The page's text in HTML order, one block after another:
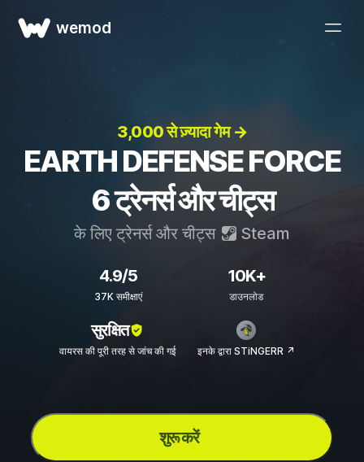
wemod
3,000 से ज़्यादा गेम →
EARTH DEFENSE FORCE
6 ट्रेनर्स और चीट्स
के लिए ट्रेनर्स और चीट्स Steam
4.9/5
37K समीक्षाएं
10K+
डाउनलोड
सुरक्षित
वायरस की पूरी तरह से जांच की गई इनके द्वारा STiNGERR ↗
शुरू करें